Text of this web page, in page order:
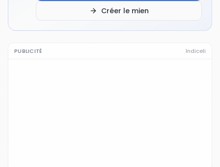
Créer le mien
PUBLICITÉ Indiceli